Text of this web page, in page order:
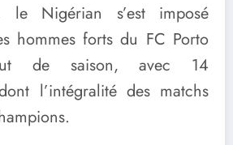
le Nigérian s’est imposé
hommes forts du FC Porto
de saison, avec 14
l’intégralité des matchs